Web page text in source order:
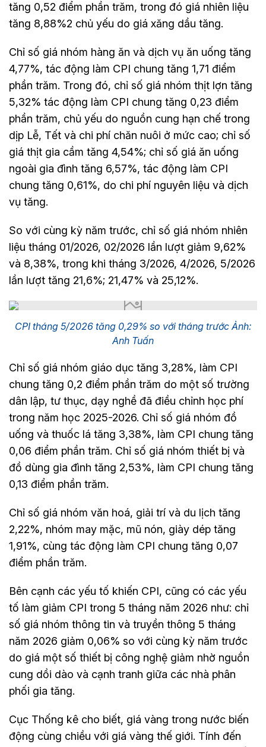
tăng 0,52 điểm phần trăm, trong đó giá nhiên liệu
tăng 8,88%2 chủ yếu do giá xăng dầu tăng.
Chỉ số giá nhóm hàng ăn và dịch vụ ăn uống tăng
4,77%, tác động làm CPI chung tăng 1,71 điểm
phần trăm. Trong đó, chỉ số giá nhóm thịt lợn tăng
5,32% tác động làm CPI chung tăng 0,23 điểm
phần trăm, chủ yếu do nguồn cung hạn chế trong
dịp Lễ, Tết và chi phí chăn nuôi ở mức cao; chỉ số
giá thịt gia cầm tăng 4,54%; chỉ số giá ăn uống
ngoài gia đình tăng 6,57%, tác động làm CPI
chung tăng 0,61%, do chi phí nguyên liệu và dịch
vụ tăng.
So với cùng kỳ năm trước, chỉ số giá nhóm nhiên
liệu tháng 01/2026, 02/2026 lần lượt giảm 9,62%
và 8,38%, trong khi tháng 3/2026, 4/2026, 5/2026
lần lượt tăng 21,6%; 21,47% và 25,12%.
CPI tháng 5/2026 tăng 0,29% so với tháng trước Ảnh:
Anh Tuấn
Chỉ số giá nhóm giáo dục tăng 3,28%, làm CPI
chung tăng 0,2 điểm phần trăm do một số trường
dân lập, tư thục, dạy nghề đã điều chỉnh học phí
trong năm học 2025-2026. Chỉ số giá nhóm đồ
uống và thuốc lá tăng 3,38%, làm CPI chung tăng
0,06 điểm phần trăm. Chỉ số giá nhóm thiết bị và
đồ dùng gia đình tăng 2,53%, làm CPI chung tăng
0,13 điểm phần trăm.
Chỉ số giá nhóm văn hoá, giải trí và du lịch tăng
2,22%, nhóm may mặc, mũ nón, giày dép tăng
1,91%, cùng tác động làm CPI chung tăng 0,07
điểm phần trăm.
Bên cạnh các yếu tố khiến CPI, cũng có các yếu
tố làm giảm CPI trong 5 tháng năm 2026 như: chỉ
số giá nhóm thông tin và truyền thông 5 tháng
năm 2026 giảm 0,06% so với cùng kỳ năm trước
do giá một số thiết bị công nghệ giảm nhờ nguồn
cung dồi dào và cạnh tranh giữa các nhà phân
phối gia tăng.
Cục Thống kê cho biết, giá vàng trong nước biến
động cùng chiều với giá vàng thế giới. Tính đến